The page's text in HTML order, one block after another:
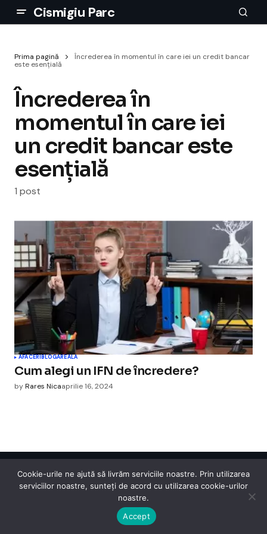
Cismigiu Parc
Prima pagină
Încrederea în momentul în care iei un credit bancar
este esențială
Încrederea în
momentul în care iei
un credit bancar este
esențială
1 post
AFACERIBLOGAREALA
Cum alegi un IFN de încredere?
byRares Nicaaprilie 16, 2024
Cismigiu Parc
© 2024 CismigiuParc. All Rights Reserved.
ModaSarbatori
Cookie-urile ne ajută să livrăm serviciile noastre. Prin utilizarea
serviciilor noastre, sunteți de acord cu utilizarea cookie-urilor
noastre.
Accept